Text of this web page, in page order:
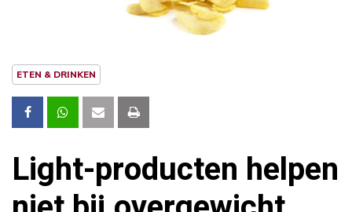
ETEN & DRINKEN
Light-producten helpen